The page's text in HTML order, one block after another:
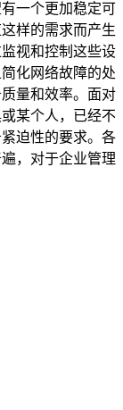
一个更加稳定可
样的需求而产生
视和控制这些设
化网络故障的处
量和效率。面对
某个人，已经不
迫性的要求。各
，对于企业管理